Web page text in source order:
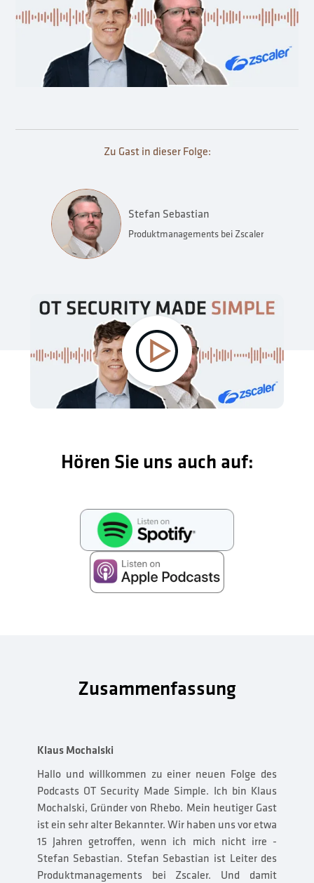
Zu Gast in dieser Folge:
Stefan Sebastian
Produktmanagements bei Zscaler
Hören Sie uns auch auf:
Zusammenfassung
Klaus Mochalski
Hallo und willkommen zu einer neuen Folge des
Podcasts OT Security Made Simple. Ich bin Klaus
Mochalski, Gründer von Rhebo. Mein heutiger Gast
ist ein sehr alter Bekannter. Wir haben uns vor etwa
15 Jahren getroffen, wenn ich mich nicht irre -
Stefan Sebastian. Stefan Sebastian ist Leiter des
Produktmanagements bei Zscaler. Und damit